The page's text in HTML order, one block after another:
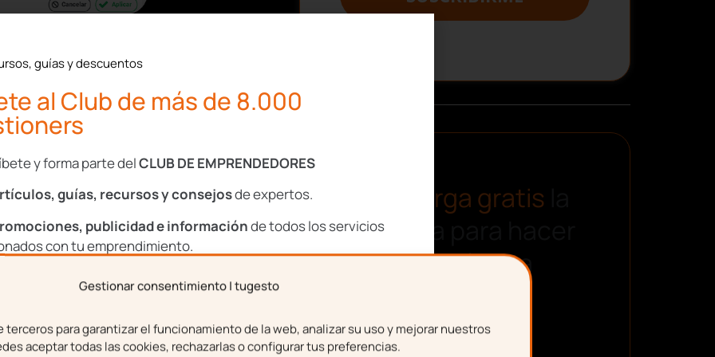
Gestionar consentimiento | tugesto
terceros para garantizar el funcionamiento de la web, analizar su uso y mejorar nuestros
aceptar todas las cookies, rechazarlas o configurar tus preferencias.
de
sea en verano o en
aspectos positivos que
en todas las oficinas
aspecto más amable.
durante las
de las actividades
forma ideal de que nos
distendida. Con ello,
Descarga gratis
plantilla para hacer
una nómina
guías y descuentos
al Club de más de 8.000
y forma parte delCLUB DE EMPRENDEDORES
guías, recursos y consejosde expertos.
publicidad e informaciónde todos los servicios
con tu emprendimiento.
Apellidos